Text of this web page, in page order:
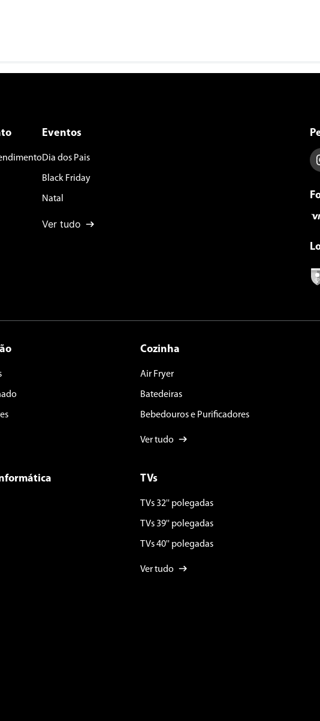
Eventos
Dia dos Pais
Black Friday
Natal
Ver tudo
Cozinha
Air Fryer
Batedeiras
Bebedouros e Purificadores
Ver tudo
TVs
TVs 32'' polegadas
TVs 39'' polegadas
TVs 40'' polegadas
Ver tudo